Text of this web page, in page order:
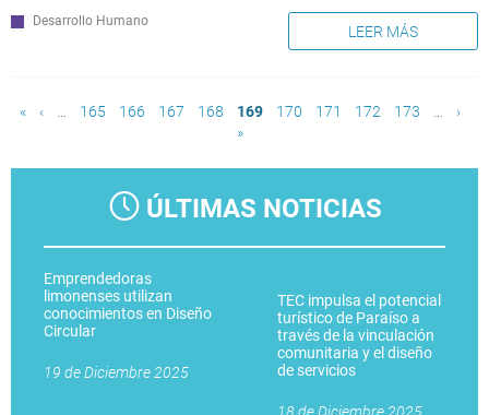
Desarrollo Humano
LEER MÁS
« ‹ … 165 166 167 168 169 170 171 172 173 …
›
»
ÚLTIMAS NOTICIAS
Emprendedoras
limonenses utilizan
conocimientos en Diseño
Circular
19 de Diciembre 2025
TEC impulsa el potencial
turístico de Paraíso a
través de la vinculación
comunitaria y el diseño
de servicios